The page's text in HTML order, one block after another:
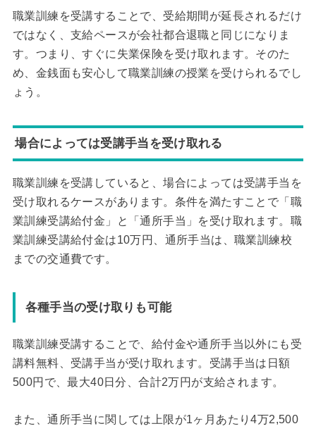
職業訓練を受講することで、受給期間が延長されるだけ
ではなく、支給ペースが会社都合退職と同じになりま
す。つまり、すぐに失業保険を受け取れます。そのた
め、金銭面も安心して職業訓練の授業を受けられるでし
ょう。
場合によっては受講手当を受け取れる
職業訓練を受講していると、場合によっては受講手当を
受け取れるケースがあります。条件を満たすことで「職
業訓練受講給付金」と「通所手当」を受け取れます。職
業訓練受講給付金は10万円、通所手当は、職業訓練校
までの交通費です。
各種手当の受け取りも可能
職業訓練受講することで、給付金や通所手当以外にも受
講料無料、受講手当が受け取れます。受講手当は日額
500円で、最大40日分、合計2万円が支給されます。
また、通所手当に関しては上限が1ヶ月あたり4万2,500